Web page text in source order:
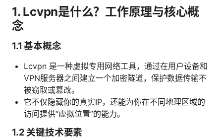
1. Lcvpn是什么？工作原理与核心概
念
1.1 基本概念
Lcvpn 是一种虚拟专用网络工具，通过在用户设备和
VPN服务器之间建立一个加密隧道，保护数据传输不
被窃取或篡改。
它不仅隐藏你的真实IP，还能为你在不同地理区域的
访问提供“虚拟位置”的能力。
1.2 关键技术要素